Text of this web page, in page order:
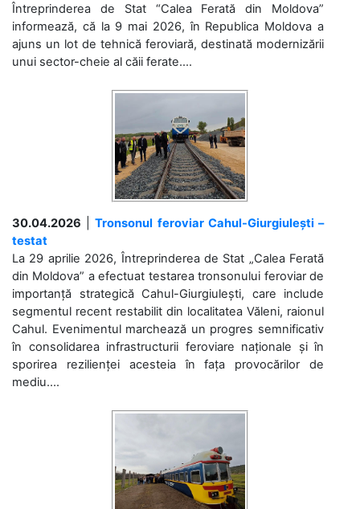
Întreprinderea de Stat “Calea Ferată din Moldova”
informează, că la 9 mai 2026, în Republica Moldova a
ajuns un lot de tehnică feroviară, destinată modernizării
unui sector-cheie al căii ferate....
30.04.2026 |Tronsonul feroviar Cahul-Giurgiulești –
testat
La 29 aprilie 2026, Întreprinderea de Stat „Calea Ferată
din Moldova” a efectuat testarea tronsonului feroviar de
importanță strategică Cahul-Giurgiulești, care include
segmentul recent restabilit din localitatea Văleni, raionul
Cahul. Evenimentul marchează un progres semnificativ
în consolidarea infrastructurii feroviare naționale și în
sporirea rezilienței acesteia în fața provocărilor de
mediu....